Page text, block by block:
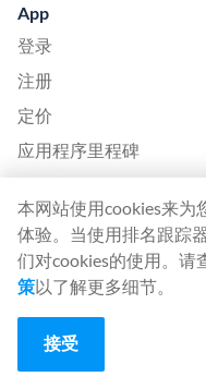
App
登录
注册
定价
应用程序里程碑
服务台
语言
English (English)
Español (Spanish)
Français (French)
本网站使用cookies来为
体验。当使用排名跟踪
们对cookies的使用。请
策以了解更多细节。
接受